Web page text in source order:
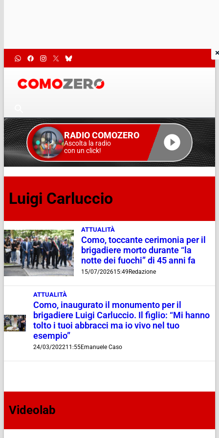
RADIO COMOZERO
Ascolta la radio
con un click!
Luigi Carluccio
ATTUALITÀ
Como, toccante cerimonia per il
brigadiere morto durante “la
notte dei fuochi” di 45 anni fa
15/07/202615:49Redazione
ATTUALITÀ
Como, inaugurato il monumento per il
brigadiere Luigi Carluccio. Il figlio: “Mi hanno
tolto i tuoi abbracci ma io vivo nel tuo
esempio”
24/03/202211:55Emanuele Caso
Videolab